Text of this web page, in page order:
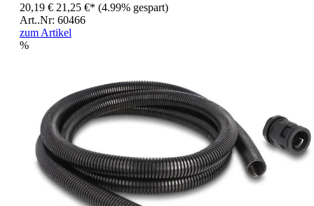
20,19 € 21,25 €* (4.99% gespart)
Art..Nr: 60466
zum Artikel
%